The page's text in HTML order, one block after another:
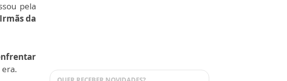
pela
Irmãs da